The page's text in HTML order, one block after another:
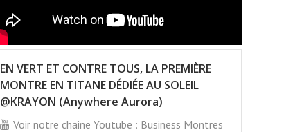
EN VERT ET CONTRE TOUS, LA PREMIÈRE
MONTRE EN TITANE DÉDIÉE AU SOLEIL
@KRAYON (Anywhere Aurora)
Voir notre chaine Youtube : Business Montres